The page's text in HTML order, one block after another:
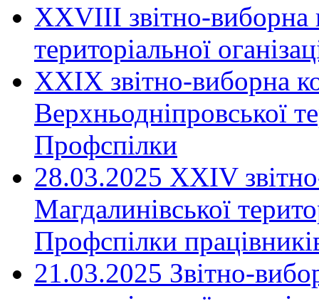
ХХVIII звітно-виборна
територіальної
XXIX звітно-виборна
Верхньодніпровської
Профспілки
28.03.2025 ХХІV
Магдалинівської
Профспілки
21.03.2025 Звітно-